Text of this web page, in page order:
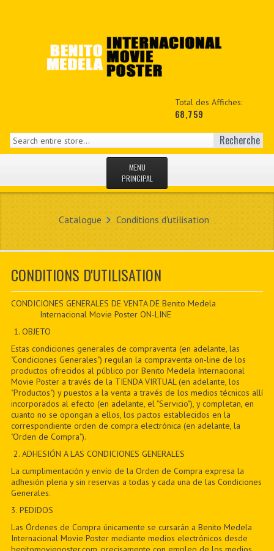
Total des Affiches:
68,759
Recherche
MENU
PRINCIPAL
MON COPTE
CONTACTER
PDF BOOKS
Catalogue Conditions d'utilisation
CONDITIONS D'UTILISATION
CONDICIONES GENERALES DE VENTA DE Benito Medela
Internacional Movie Poster ON-LINE
1. OBJETO
Estas condiciones generales de compraventa (en adelante, las
"Condiciones Generales") regulan la compraventa on-line de los
productos ofrecidos al público por Benito Medela Internacional
Movie Poster a través de la TIENDA VIRTUAL (en adelante, los
"Productos") y puestos a la venta a través de los medios técnicos allí
incorporados al efecto (en adelante, el "Servicio"), y completan, en
cuanto no se opongan a ellos, los pactos establecidos en la
correspondiente orden de compra electrónica (en adelante, la
"Orden de Compra").
2. ADHESIÓN A LAS CONDICIONES GENERALES
La cumplimentación y envío de la Orden de Compra expresa la
adhesión plena y sin reservas a todas y cada una de las Condiciones
Generales.
3. PEDIDOS
Las Órdenes de Compra únicamente se cursarán a Benito Medela
Internacional Movie Poster mediante medios electrónicos desde